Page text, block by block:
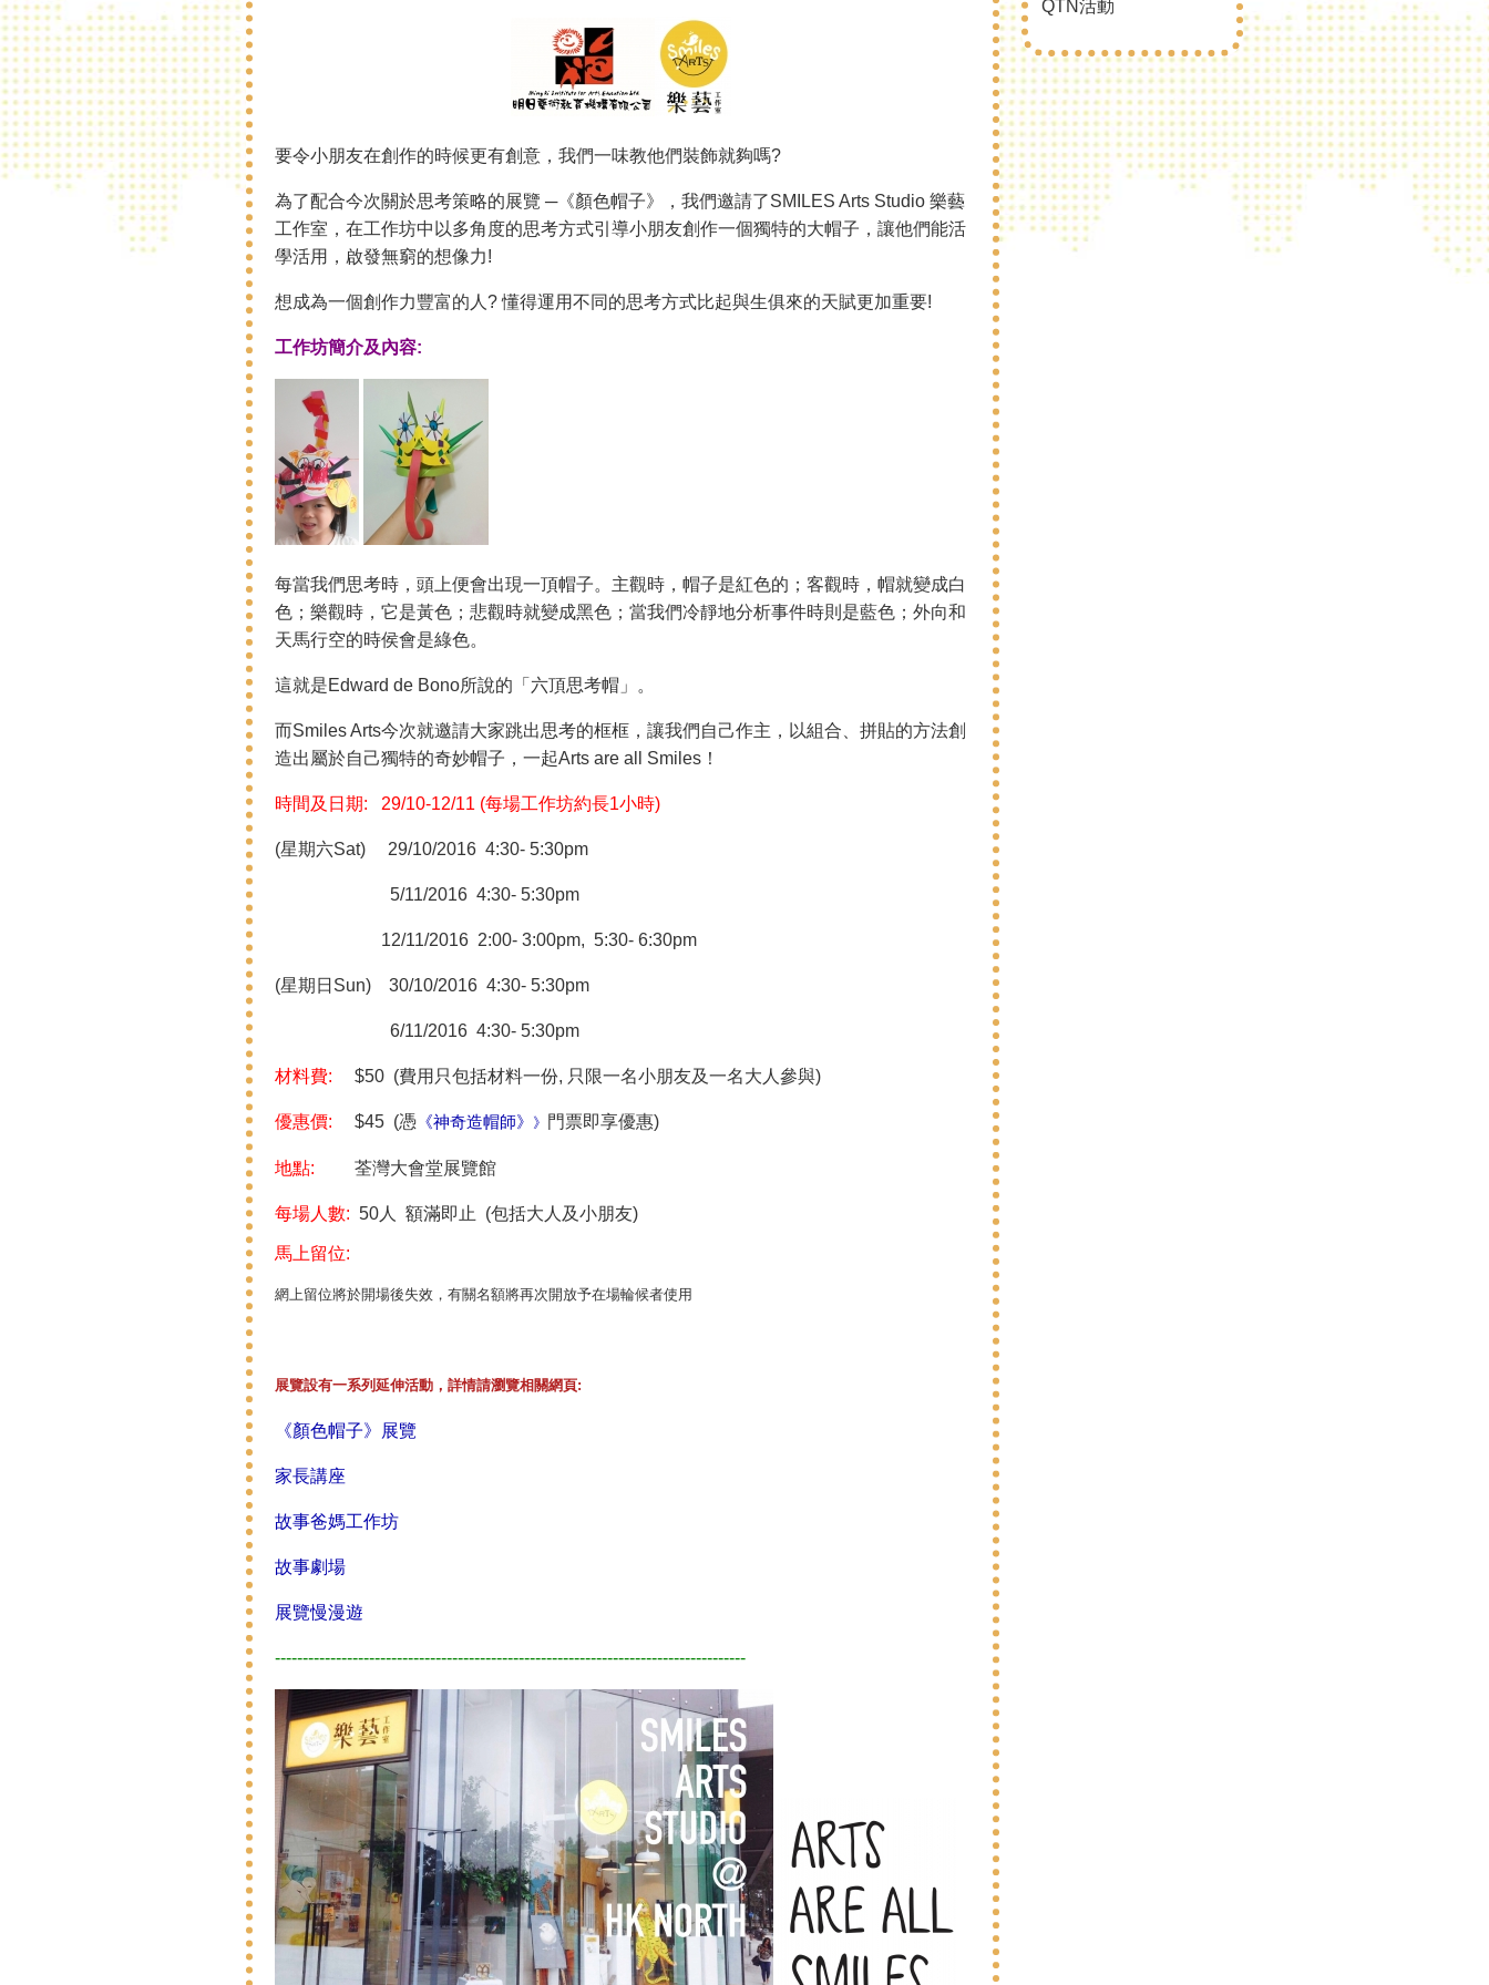
QTN活動
要令小朋友在創作的時候更有創意，我們一味教他們裝飾就夠嗎?
為了配合今次關於思考策略的展覽 ─《顏色帽子》，我們邀請了SMILES Arts Studio 樂藝
工作室，在工作坊中以多角度的思考方式引導小朋友創作一個獨特的大帽子，讓他們能活
學活用，啟發無窮的想像力!
想成為一個創作力豐富的人? 懂得運用不同的思考方式比起與生俱來的天賦更加重要!
工作坊簡介及內容:
每當我們思考時，頭上便會出現一頂帽子。主觀時，帽子是紅色的；客觀時，帽就變成白
色；樂觀時，它是黃色；悲觀時就變成黑色；當我們冷靜地分析事件時則是藍色；外向和
天馬行空的時侯會是綠色。
這就是Edward de Bono所說的「六頂思考帽」。
而Smiles Arts今次就邀請大家跳出思考的框框，讓我們自己作主，以組合、拼貼的方法創
造出屬於自己獨特的奇妙帽子，一起Arts are all Smiles！
時間及日期: 29/10-12/11 (每場工作坊約長1小時)
(星期六Sat) 29/10/2016 4:30- 5:30pm
5/11/2016 4:30- 5:30pm
12/11/2016 2:00- 3:00pm, 5:30- 6:30pm
(星期日Sun) 30/10/2016 4:30- 5:30pm
6/11/2016 4:30- 5:30pm
材料費: $50 (費用只包括材料一份, 只限一名小朋友及一名大人參與)
優惠價: $45 (憑 《神奇造帽師》 》 門票即享優惠)
地點: 荃灣大會堂展覽館
每場人數: 50人 額滿即止 (包括大人及小朋友)
馬上留位:
網上留位將於開場後失效，有關名額將再次開放予在場輪候者使用
展覽設有一系列延伸活動，詳情請瀏覽相關網頁:
《顏色帽子》展覽
家長講座
故事爸媽工作坊
故事劇場
展覽慢漫遊
-------------------------------------------------------------------------------------